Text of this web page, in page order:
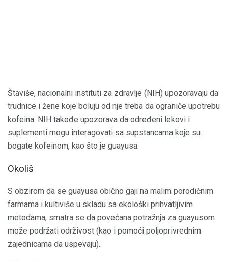
Štaviše, nacionalni instituti za zdravlje (NIH) upozoravaju da
trudnice i žene koje boluju od nje treba da ograniče upotrebu
kofeina. NIH takođe upozorava da određeni lekovi i
suplementi mogu interagovati sa supstancama koje su
bogate kofeinom, kao što je guayusa.
Okoliš
S obzirom da se guayusa obično gaji na malim porodičnim
farmama i kultiviše u skladu sa ekološki prihvatljivim
metodama, smatra se da povećana potražnja za guayusom
može podržati održivost (kao i pomoći poljoprivrednim
zajednicama da uspevaju).